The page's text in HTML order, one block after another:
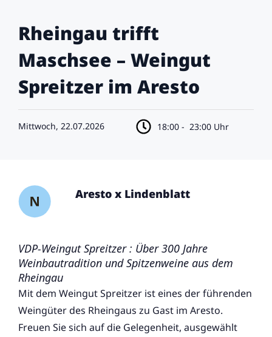
Rheingau trifft
Maschsee – Weingut
Spreitzer im Aresto
Mittwoch, 22.07.2026 18:00 - 23:00 Uhr
Aresto x Lindenblatt
VDP-Weingut Spreitzer : Über 300 Jahre
Weinbautradition und Spitzenweine aus dem
Rheingau
Mit dem Weingut Spreitzer ist eines der führenden
Weingüter des Rheingaus zu Gast im Aresto.
Freuen Sie sich auf die Gelegenheit, ausgewählt